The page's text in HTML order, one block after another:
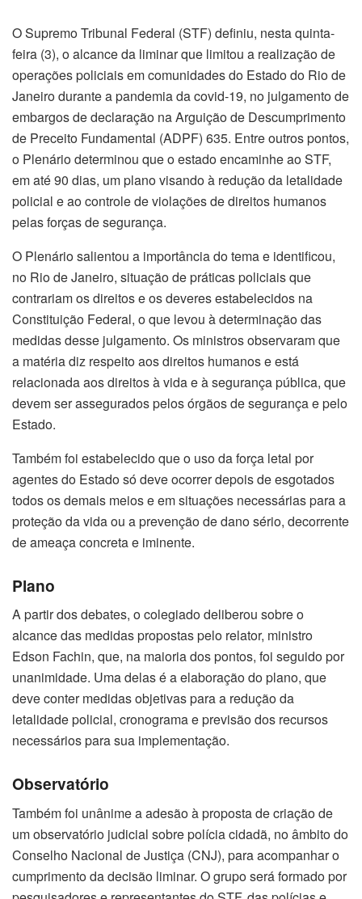
O Supremo Tribunal Federal (STF) definiu, nesta quinta-
feira (3), o alcance da liminar que limitou a realização de
operações policiais em comunidades do Estado do Rio de
Janeiro durante a pandemia da covid-19, no julgamento de
embargos de declaração na Arguição de Descumprimento
de Preceito Fundamental (ADPF) 635. Entre outros pontos,
o Plenário determinou que o estado encaminhe ao STF,
em até 90 dias, um plano visando à redução da letalidade
policial e ao controle de violações de direitos humanos
pelas forças de segurança.
O Plenário salientou a importância do tema e identificou,
no Rio de Janeiro, situação de práticas policiais que
contrariam os direitos e os deveres estabelecidos na
Constituição Federal, o que levou à determinação das
medidas desse julgamento. Os ministros observaram que
a matéria diz respeito aos direitos humanos e está
relacionada aos direitos à vida e à segurança pública, que
devem ser assegurados pelos órgãos de segurança e pelo
Estado.
Também foi estabelecido que o uso da força letal por
agentes do Estado só deve ocorrer depois de esgotados
todos os demais meios e em situações necessárias para a
proteção da vida ou a prevenção de dano sério, decorrente
de ameaça concreta e iminente.
Plano
A partir dos debates, o colegiado deliberou sobre o
alcance das medidas propostas pelo relator, ministro
Edson Fachin, que, na maioria dos pontos, foi seguido por
unanimidade. Uma delas é a elaboração do plano, que
deve conter medidas objetivas para a redução da
letalidade policial, cronograma e previsão dos recursos
necessários para sua implementação.
Observatório
Também foi unânime a adesão à proposta de criação de
um observatório judicial sobre polícia cidadã, no âmbito do
Conselho Nacional de Justiça (CNJ), para acompanhar o
cumprimento da decisão liminar. O grupo será formado por